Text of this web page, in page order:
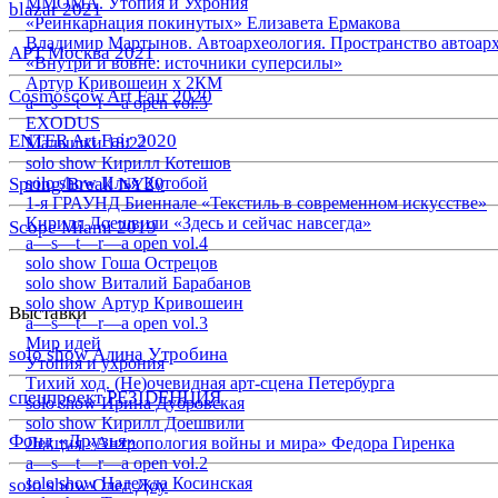
blazar 2021
АРТ Москва 2021
Cosmoscow Art Fair 2020
ENTER Art Fair 2020
Spring/Break NY20
Scope Miami 2019
Выставки
solo show Алина Утробина
спецпроект РЕЗIDЕНЦИЯ
Фонд «Друзья»
solo show Олег Доу
«Реинкарнация покинутых» Елизавета Ермакова
Владимир Мартынов. Автоархеология. Пространство
«Внутри и вовне: источники суперсилы»
Артур Кривошеин х 2КМ
a—s—t—r—a open vol.5
EXODUS
Малышки 18:22
solo show Кирилл Котешов
solo show Илья Кутобой
1-я ГРАУНД Биеннале «Текстиль в современном искусстве»
Кирилл Доешвили «Здесь и сейчас навсегда»
a—s—t—r—a open vol.4
solo show Гоша Острецов
solo show Виталий Барабанов
solo show Артур Кривошеин
a—s—t—r—a open vol.3
Мир идей
Утопия и ухрония
Тихий ход. (Не)очевидная арт-сцена Петербурга
solo show Ирина Дубровская
solo show Кирилл Доешвили
Лекция «Антропология войны и мира» Федора Гиренка
a—s—t—r—a open vol.2
solo show Надежда Косинская